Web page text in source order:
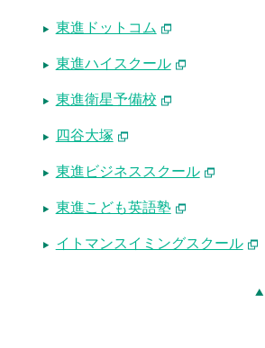
東進ドットコム
東進ハイスクール
東進衛星予備校
四谷大塚
東進ビジネススクール
東進こども英語塾
イトマンスイミングスクール